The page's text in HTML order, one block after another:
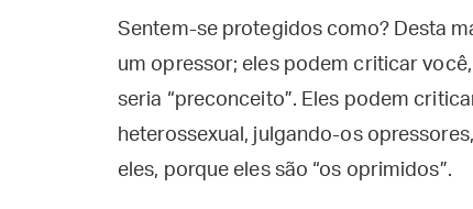
Sentem-se protegidos como? Desta
um opressor; eles podem criticar
seria “preconceito”. Eles podem
heterossexual, julgando-os
eles, porque eles são “os oprimidos”.